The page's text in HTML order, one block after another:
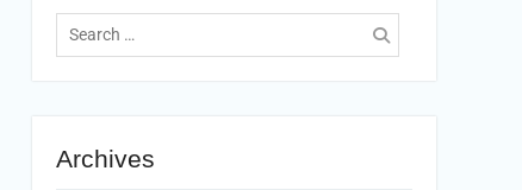
Search
for:
Archives